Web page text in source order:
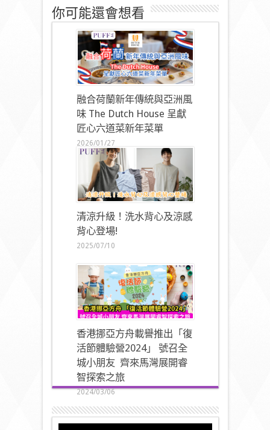
你可能還會想看
融合荷蘭新年傳統與亞洲風
味 The Dutch House 呈獻
匠心六道菜新年菜單
2026/01/27
清涼升級！洗水背心及涼感
背心登場!
2025/07/10
香港挪亞方舟載譽推出「復
活節體驗營2024」 號召全
城小朋友 齊來馬灣展開睿
智探索之旅
2024/03/06